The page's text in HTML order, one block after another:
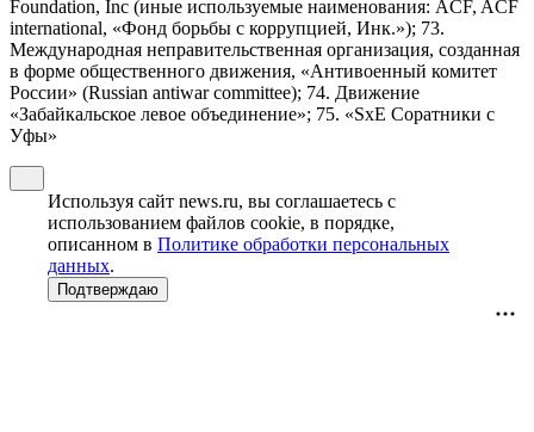
Foundation, Inc (иные используемые наименования: ACF, ACF
international, «Фонд борьбы с коррупцией, Инк.»); 73.
Международная неправительственная организация, созданная
в форме общественного движения, «Антивоенный комитет
России» (Russian antiwar committee); 74. Движение
«Забайкальское левое объединение»; 75. «SxE Соратники с
Уфы»
Используя сайт news.ru, вы соглашаетесь с
использованием файлов cookie, в порядке,
описанном в Политике обработки персональных
данных.
Подтверждаю